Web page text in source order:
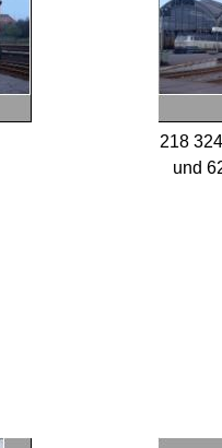
218
und